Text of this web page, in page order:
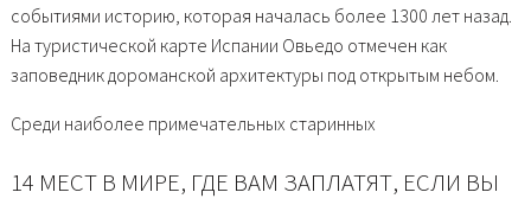
событиями историю, которая началась более 1300 лет назад.
На туристической карте Испании Овьедо отмечен как
заповедник дороманской архитектуры под открытым небом.
Среди наиболее примечательных старинных
14 МЕСТ В МИРЕ, ГДЕ ВАМ ЗАПЛАТЯТ, ЕСЛИ ВЫ